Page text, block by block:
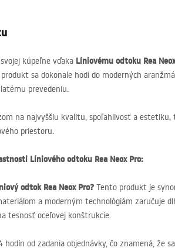
kúpeľne vďaka Líniovému odtoku Rea
sa dokonale hodí do moderných
prevedeniu.
na najvyššiu kvalitu, spoľahlivosť a
priestoru.
Líniového odtoku Rea Neox Pro:
odtok Rea Neox Pro? Tento produkt je
a moderným technológiám zaručuje
tesnosť oceľovej konštrukcie.
hodín od zadania objednávky, čo znamená, že